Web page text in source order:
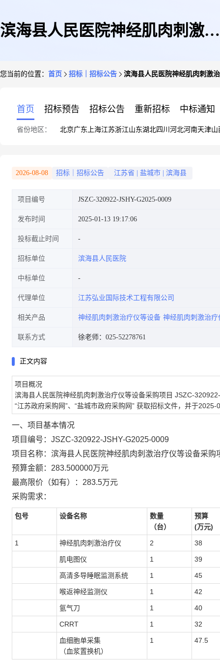
滨海县人民医院神经肌肉刺激治
您当前的位置： 首页 招标｜招标公告 滨海县人民医院神经肌肉刺激
首页 招标预告 招标公告 重新招标 中标通知
省份地区： 北京广东 上海江苏浙江山东湖北四川 河北河南天津山
2026-08-08 招标｜招标公告 江苏省 盐城市 滨海县
项目编号 JSZC-320922-JSHY-G2025-0009
发布时间 2025-01-13 19:17:06
投标截止时间
招标单位 滨海县人民医院
中标单位
代理单位 江苏弘业国际技术工程有限公司
相关产品 神经肌肉刺激治疗仪等设备 神经肌肉刺激治疗
联系方式 徐老师：025-52278761
正文内容
项目概况
滨海县人民医院神经肌肉刺激治疗仪等设备采购项目 JSZC-
“江苏政府采购网”、“盐城市政府采购网” 获取招标文件，并于2025-
一、项目基本情况
项目编号： JSZC-320922-JSHY-G2025-0009
项目名称： 滨海县人民医院神经肌肉刺激治疗仪等设备采购
预算金额： 283.500000万元
最高限价（如有）： 283.5万元
采购需求：
包号 设备名称
数量
（台）
预算
(万元)
1 神经肌肉刺激治疗仪 2 38
肌电图仪 1 39
高清多导睡眠监测系统 1 45
喉返神经监测仪 1 42
氩气刀 1 40
CRRT 1 32
血细胞单采集
（血浆置换机）
1 47.5